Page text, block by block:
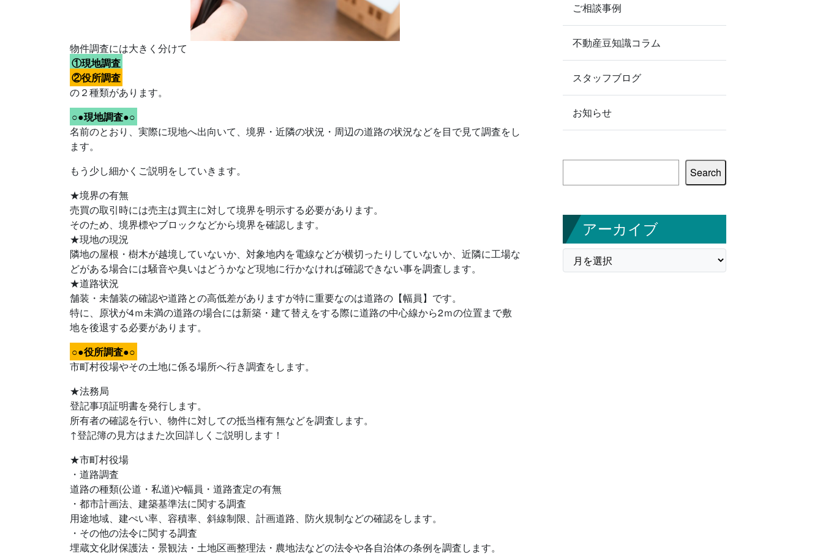
物件調査には大きく分けて
①現地調査
②役所調査
の２種類があります。
○●現地調査●○
名前のとおり、実際に現地へ出向いて、境界・近隣の状況・周辺の道路の状況などを目で見て調査をし
ます。
もう少し細かくご説明をしていきます。
★境界の有無
売買の取引時には売主は買主に対して境界を明示する必要があります。
そのため、境界標やブロックなどから境界を確認します。
★現地の現況
隣地の屋根・樹木が越境していないか、対象地内を電線などが横切ったりしていないか、近隣に工場な
どがある場合には騒音や臭いはどうかなど現地に行かなければ確認できない事を調査します。
★道路状況
舗装・未舗装の確認や道路との高低差がありますが特に重要なのは道路の【幅員】です。
特に、原状が4ｍ未満の道路の場合には新築・建て替えをする際に道路の中心線から2ｍの位置まで敷
地を後退する必要があります。
○●役所調査●○
市町村役場やその土地に係る場所へ行き調査をします。
★法務局
登記事項証明書を発行します。
所有者の確認を行い、物件に対しての抵当権有無などを調査します。
↑登記簿の見方はまた次回詳しくご説明します！
★市町村役場
・道路調査
道路の種類(公道・私道)や幅員・道路査定の有無
・都市計画法、建築基準法に関する調査
用途地域、建ぺい率、容積率、斜線制限、計画道路、防火規制などの確認をします。
・その他の法令に関する調査
埋蔵文化財保護法・景観法・土地区画整理法・農地法などの法令や各自治体の条例を調査します。
ご相談事例
不動産豆知識コラム
スタッフブログ
お知らせ
Search
アーカイブ